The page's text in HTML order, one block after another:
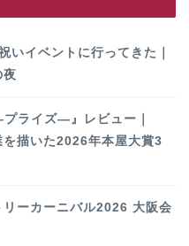
いイベントに行ってきた｜
夜
ライズ―』レビュー｜
を描いた2026年本屋大賞3
リーカーニバル2026 大阪会